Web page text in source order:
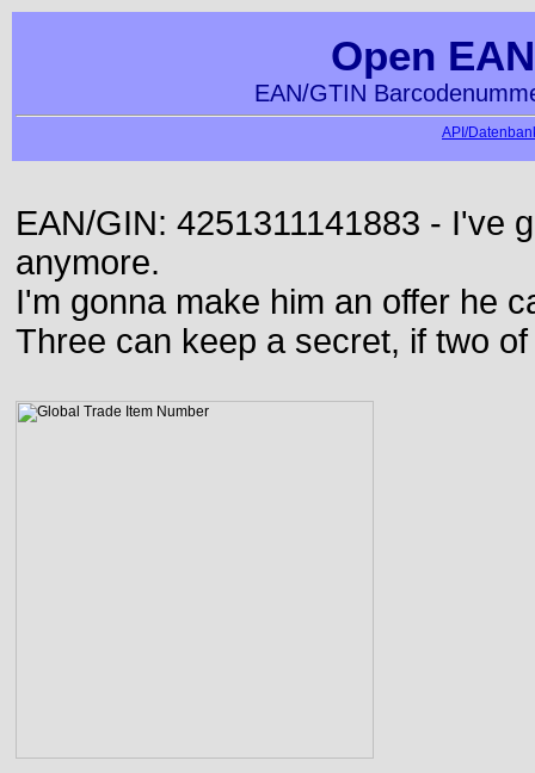
Open
EAN/GTIN
API/
EAN/GIN: 4251311141883 - I've
anymore.
I'm gonna make him an offer he
Three can keep a secret, if two